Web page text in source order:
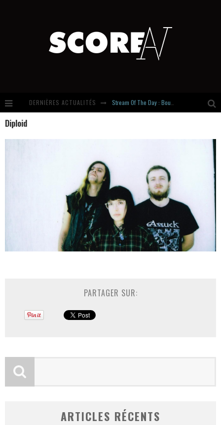
DERNIÈRES ACTUALITÉS
Diploid
PARTAGER SUR:
ARTICLES RÉCENTS